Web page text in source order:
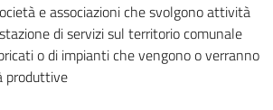
e associazioni che svolgono attività
di servizi sul territorio comunale
o di impianti che vengono o verranno
produttive